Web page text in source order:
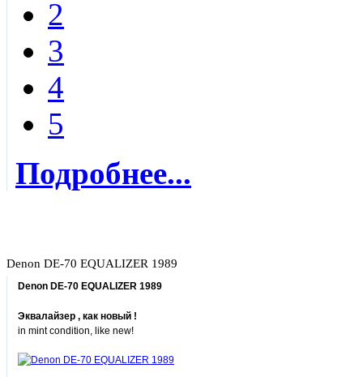
2
3
4
5
Подробнее...
Denon DE-70 EQUALIZER 1989
Denon DE-70 EQUALIZER 1989
Эквалайзер , как новый !
in mint condition, like new!